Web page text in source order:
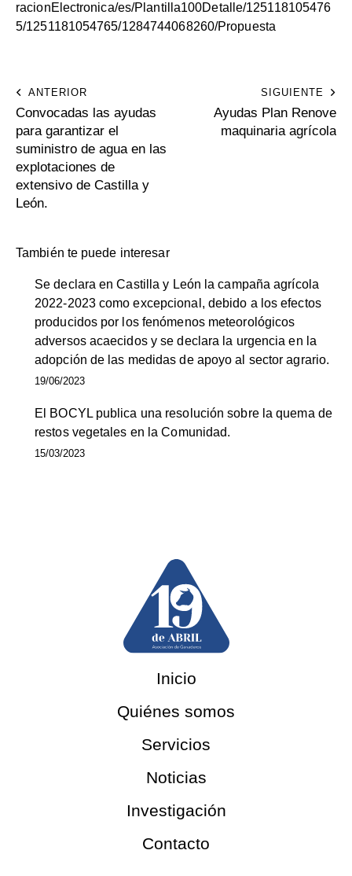
racionElectronica/es/Plantilla100Detalle/125118105476
5/1251181054765/1284744068260/Propuesta
ANTERIOR
Convocadas las ayudas
para garantizar el
suministro de agua en las
explotaciones de
extensivo de Castilla y
León.
SIGUIENTE
Ayudas Plan Renove
maquinaria agrícola
También te puede interesar
Se declara en Castilla y León la campaña agrícola
2022-2023 como excepcional, debido a los efectos
producidos por los fenómenos meteorológicos
adversos acaecidos y se declara la urgencia en la
adopción de las medidas de apoyo al sector agrario.
19/06/2023
El BOCYL publica una resolución sobre la quema de
restos vegetales en la Comunidad.
15/03/2023
Inicio
Quiénes somos
Servicios
Noticias
Investigación
Contacto